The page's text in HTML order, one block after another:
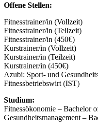
Offene Stellen:
Fitnesstrainer/in (Vollzeit)
Fitnesstrainer/in (Teilzeit)
Fitnesstrainer/in (450€)
Kurstrainer/in (Vollzeit)
Kurstrainer/in (Teilzeit)
Kurstrainer/in (450€)
Azubi: Sport- und
Fitnessbetriebswirt (IST)
Studium:
Fitnessökonomie – Bachelor
Gesundheitsmanagement –